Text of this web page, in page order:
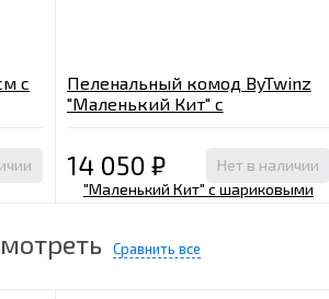
с
Пеленальный комод ByTwinz
"Маленький Кит" с
14 050 ₽ Нет в наличии
Сравнить все